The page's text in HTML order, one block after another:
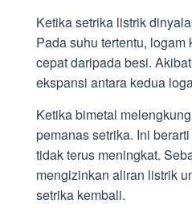
Ketika setrika listrik
Pada suhu tertentu,
cepat daripada besi.
ekspansi antara kedua
Ketika bimetal
pemanas setrika. Ini
tidak terus meningkat.
mengizinkan aliran listrik
setrika kembali.